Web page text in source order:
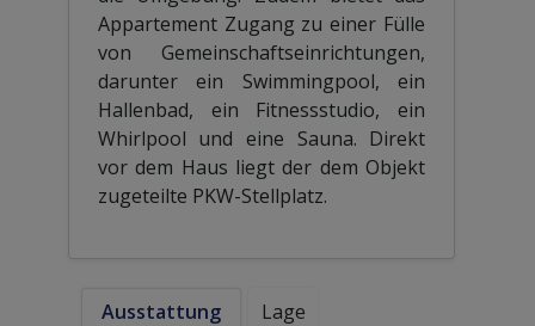
Appartement Zugang zu einer Fülle
von Gemeinschaftseinrichtungen,
darunter ein Swimmingpool, ein
Hallenbad, ein Fitnessstudio, ein
Whirlpool und eine Sauna. Direkt
vor dem Haus liegt der dem Objekt
zugeteilte PKW-Stellplatz.
Ausstattung
Lage